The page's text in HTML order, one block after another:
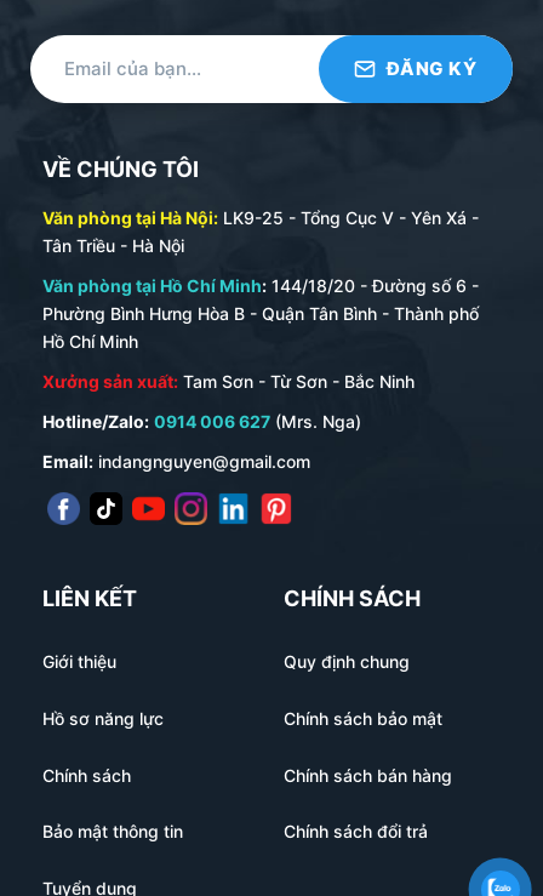
VỀ CHÚNG TÔI
Văn phòng tại Hà Nội: LK9-25 - Tổng Cục V - Yên Xá -
Tân Triều - Hà Nội
Văn phòng tại Hồ Chí Minh: 144/18/20 - Đường số 6 -
Phường Bình Hưng Hòa B - Quận Tân Bình - Thành phố
Hồ Chí Minh
Xưởng sản xuất: Tam Sơn - Từ Sơn - Bắc Ninh
Hotline/Zalo: 0914 006 627 (Mrs. Nga)
Email: indangnguyen@gmail.com
LIÊN KẾT
Giới thiệu
Hồ sơ năng lực
Chính sách
Bảo mật thông tin
Tuyển dụng
CHÍNH SÁCH
Quy định chung
Chính sách bảo mật
Chính sách bán hàng
Chính sách đổi trả